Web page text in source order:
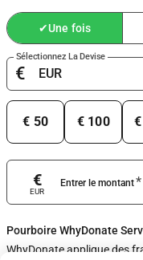
✔Une fois
Sélectionnez La Devise
€
€ 50 € 100
Entrer le montant*
€
EUR
Pourboire WhyDonate
WhyDonate applique des